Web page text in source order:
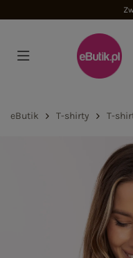
eButik T-shirty T-